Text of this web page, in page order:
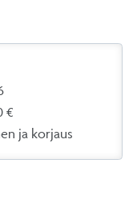
€
ja korjaus